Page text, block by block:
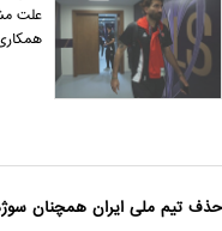
علت
حذف تیم ملی ایران همچنان